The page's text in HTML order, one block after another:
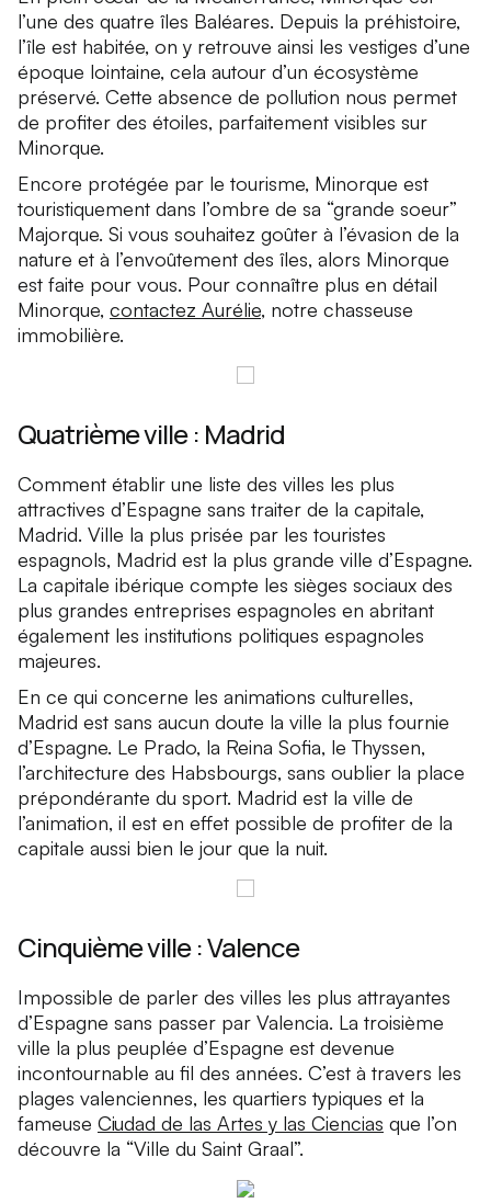
l’une des quatre îles Baléares. Depuis la préhistoire,
l’île est habitée, on y retrouve ainsi les vestiges d’une
époque lointaine, cela autour d’un écosystème
préservé. Cette absence de pollution nous permet
de profiter des étoiles, parfaitement visibles sur
Minorque.
Encore protégée par le tourisme, Minorque est
touristiquement dans l’ombre de sa “grande soeur”
Majorque. Si vous souhaitez goûter à l’évasion de la
nature et à l’envoûtement des îles, alors Minorque
est faite pour vous. Pour connaître plus en détail
Minorque, contactez Aurélie, notre chasseuse
immobilière.
Quatrième ville : Madrid
Comment établir une liste des villes les plus
attractives d’Espagne sans traiter de la capitale,
Madrid. Ville la plus prisée par les touristes
espagnols, Madrid est la plus grande ville d’Espagne.
La capitale ibérique compte les sièges sociaux des
plus grandes entreprises espagnoles en abritant
également les institutions politiques espagnoles
majeures.
En ce qui concerne les animations culturelles,
Madrid est sans aucun doute la ville la plus fournie
d’Espagne. Le Prado, la Reina Sofia, le Thyssen,
l’architecture des Habsbourgs, sans oublier la place
prépondérante du sport. Madrid est la ville de
l’animation, il est en effet possible de profiter de la
capitale aussi bien le jour que la nuit.
Cinquième ville : Valence
Impossible de parler des villes les plus attrayantes
d’Espagne sans passer par Valencia. La troisième
ville la plus peuplée d’Espagne est devenue
incontournable au fil des années. C’est à travers les
plages valenciennes, les quartiers typiques et la
fameuse Ciudad de las Artes y las Ciencias que l’on
découvre la “Ville du Saint Graal”.